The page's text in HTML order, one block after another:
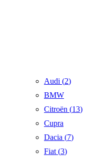
Audi (2)
BMW
Citroën (13)
Cupra
Dacia (7)
Fiat (3)